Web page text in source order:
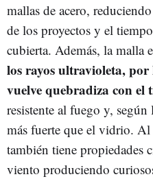
mallas de acero,
de los proyectos y el
cubierta. Además, la malla
los rayos ultravioleta, por
vuelve quebradiza con el
resistente al fuego y,
más fuerte que el vidrio.
también tiene propiedades
viento produciendo